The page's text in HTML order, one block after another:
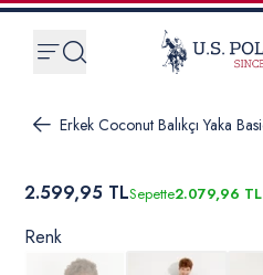
2.599,95 TLSepette2.079,96 TL
Renk